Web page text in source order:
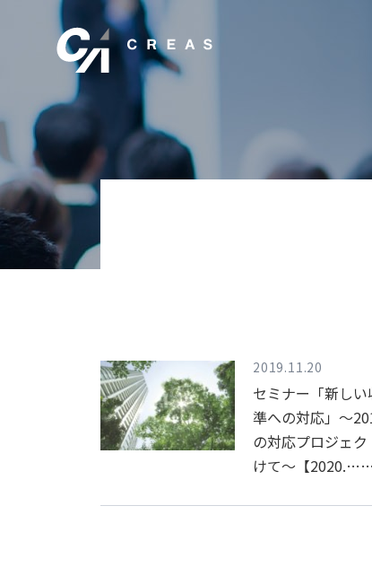
2019.11.20
セミナー「新し
準への対応」～
の対応プロジェ
けて～【2020.……